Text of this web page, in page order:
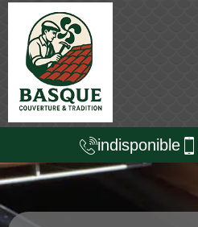
indisponible